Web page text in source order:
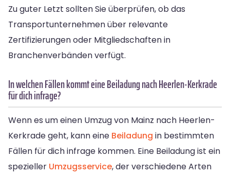
Zu guter Letzt sollten Sie überprüfen, ob das
Transportunternehmen über relevante
Zertifizierungen oder Mitgliedschaften in
Branchenverbänden verfügt.
In welchen Fällen kommt eine Beiladung nach Heerlen-Kerkrade
für dich infrage?
Wenn es um einen Umzug von Mainz nach Heerlen-
Kerkrade geht, kann eine Beiladung in bestimmten
Fällen für dich infrage kommen. Eine Beiladung ist ein
spezieller Umzugsservice, der verschiedene Arten